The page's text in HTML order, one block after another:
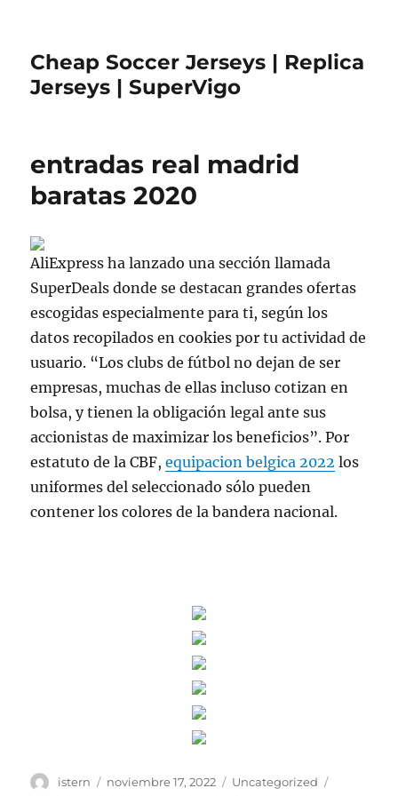
Cheap Soccer Jerseys | Replica
Jerseys | SuperVigo
entradas real madrid
baratas 2020
AliExpress ha lanzado una sección llamada
SuperDeals donde se destacan grandes ofertas
escogidas especialmente para ti, según los
datos recopilados en cookies por tu actividad de
usuario. “Los clubs de fútbol no dejan de ser
empresas, muchas de ellas incluso cotizan en
bolsa, y tienen la obligación legal ante sus
accionistas de maximizar los beneficios”. Por
estatuto de la CBF,equipacion belgica 2022 los
uniformes del seleccionado sólo pueden
contener los colores de la bandera nacional.
Autor
istern
Publicado
noviembre 17, 2022 Categorías
Uncategorized